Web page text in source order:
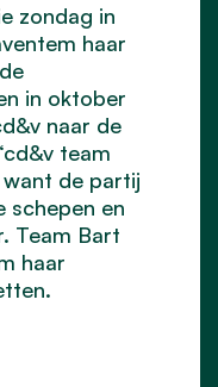
zondag in
haar
in oktober
naar de
team
want de partij
schepen en
Team Bart
haar